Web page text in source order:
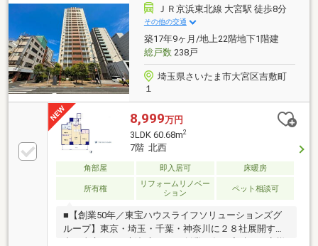
駄箱交換、ダウンライト新規設置、スイッチ・コンセ
ントプレート交換、ルームクリーニング◎詳細、ご見
学、資金相談などお気軽にフリーダイヤル 「0120-
104-853」▼お仕事帰りのご相談等もご対応できま
す。（予約制）
ＪＲ京浜東北線 大宮駅 徒歩8分
その他の交通
築17年9ヶ月/地上22階地下1階建
総戸数238戸
埼玉県さいたま市大宮区吉敷町
１
8,999万円
3LDK 60.68m2
7階 北西
角部屋 即入居可 床暖房
所有権
リフォームリノベー
ション
ペット相談可
■【創業50年／東宝ハウスライフソリューションズグ
ループ】東京・埼玉・千葉・神奈川に２８社展開する